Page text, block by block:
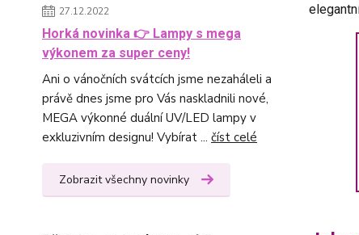
27.12.2022
Horká novinka 👉 Lampy s mega
výkonem za super ceny!
Ani o vánočních svátcích jsme nezaháleli a
právě dnes jsme pro Vás naskladnili nové,
MEGA výkonné duální UV/LED lampy v
exkluzivním designu! Vybírat ... číst celé
Zobrazit všechny novinky